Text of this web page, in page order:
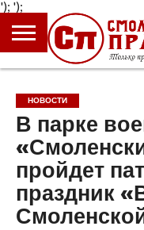
');
ГЛАВНАЯ
НОВОСТИ
ПРОИСШЕСТВИЯ
ПОЛИТИКА
КУЛЬТУРА
ЭКОНОМИКА
ОБЩЕСТВО
БЛОГИ
НОВОСТИ
В парке
пройдет
праздник
');